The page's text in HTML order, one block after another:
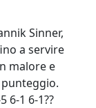
Sinner,
a servire
malore e
6-1 6-1??